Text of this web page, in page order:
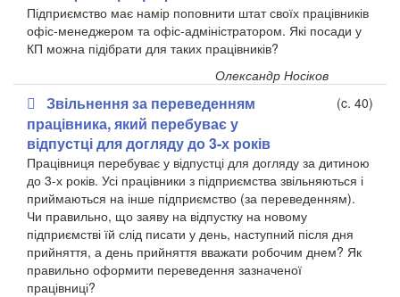
Підприємство має намір поповнити штат своїх працівників
офіс-менеджером та офіс-адміністратором. Які посади у
КП можна підібрати для таких працівників?
Олександр Носіков
Звільнення за переведенням
працівника, який перебуває у
відпустці для догляду до 3-х років
(c. 40)
Працівниця перебуває у відпустці для догляду за дитиною
до 3-х років. Усі працівники з підприємства звільняються і
приймаються на інше підприємство (за переведенням).
Чи правильно, що заяву на відпустку на новому
підприємстві їй слід писати у день, наступний після дня
прийняття, а день прийняття вважати робочим днем? Як
правильно оформити переведення зазначеної
працівниці?